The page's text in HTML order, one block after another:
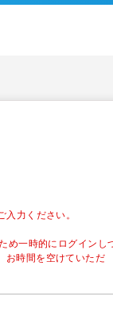
力ください。
め一時的にログインし
お時間を空けていただ